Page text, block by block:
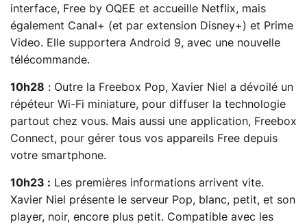
interface, Free by OQEE et accueille Netflix, mais
également Canal+ (et par extension Disney+) et Prime
Video. Elle supportera Android 9, avec une nouvelle
télécommande.
10h28 : Outre la Freebox Pop, Xavier Niel a dévoilé un
répéteur Wi-Fi miniature, pour diffuser la technologie
partout chez vous. Mais aussi une application, Freebox
Connect, pour gérer tous vos appareils Free depuis
votre smartphone.
10h23 : Les premières informations arrivent vite.
Xavier Niel présente le serveur Pop, blanc, petit, et son
player, noir, encore plus petit. Compatible avec les